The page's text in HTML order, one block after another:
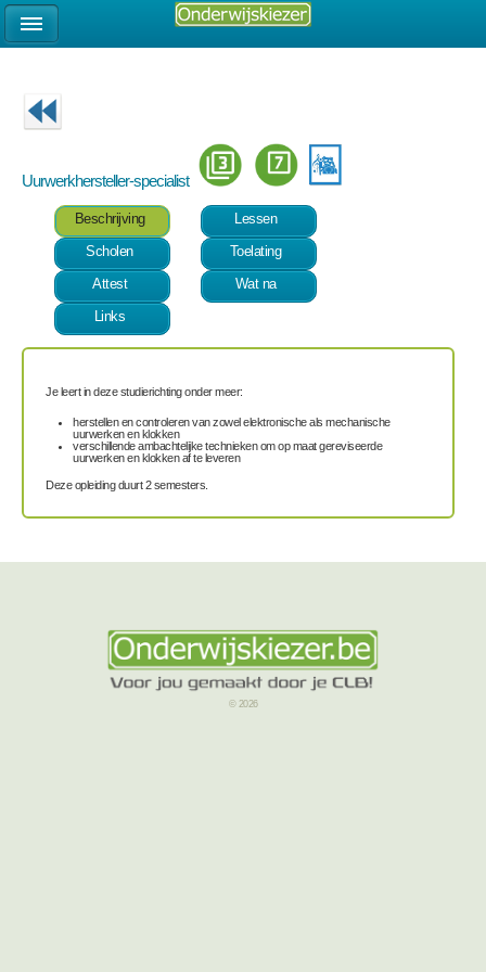
Uurwerkhersteller-specialist
Beschrijving
Lessen
Scholen
Toelating
Attest
Wat na
Links
Je leert in deze studierichting onder meer:
herstellen en controleren van zowel elektronische als mechanische
uurwerken en klokken
verschillende ambachtelijke technieken om op maat gereviseerde
uurwerken en klokken af te leveren
Deze opleiding duurt 2 semesters.
© 2026